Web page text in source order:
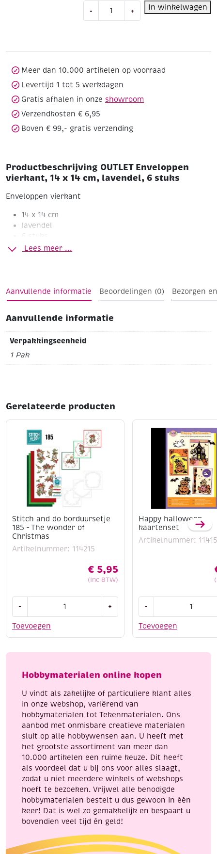
-
Enveloppen
cm,
lavendel,
stuks
aantal
+ In winkelwagen
Meer dan 10.000 artikelen op voorraad
Levertijd 1 tot 5 werkdagen
Gratis afhalen in onze showroom
Verzendkosten € 6,95
Boven € 99,- gratis verzending
Productbeschrijving OUTLET Enveloppen
vierkant, 14 x 14 cm, lavendel, 6 stuks
Enveloppen vierkant
14 x 14 cm
lavendel
6 stuks
Lees meer ...
Aanvullende informatie Beoordelingen (0) Bezorgen
Aanvullende informatie
Verpakkingseenheid
1 Pak
Gerelateerde producten
Stitch and do borduursetje
185 – The wonder of
Christmas
Artikelnummer: 114215
€ 5,95
(Inc BTW)
Toevoegen
-
do
-
wonder
Christmas
aantal
+
Happy halloween
kaartenset
Artikelnummer:
Toevoegen
-
kaartenset
Hobbymaterialen online kopen
U vindt als zakelijke of particuliere klant alles
in onze webshop, variërend van
hobbymaterialen tot Tekenmaterialen. Ons
aanbod met onmisbare creatieve materialen
sluit op alle hobbywensen aan. U heeft met
het grootste assortiment van meer dan
10.000 artikelen een ruime keuze. Dit heeft
als voordeel dat u bij ons voor alles slaagt,
zodat u niet meerdere winkels of webshops
hoeft te bezoeken. Vrijwel alle benodigde
hobbymaterialen bestelt u dus gewoon in één
keer! Dat is wel zo gemakkelijk en bespaart u
bovendien veel tijd én geld!